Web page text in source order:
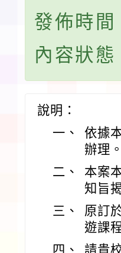
發佈時
內容狀態
說明：
一、
依據
辦理。
二、
本案
知旨
三、
原訂
遊課
四、
請貴